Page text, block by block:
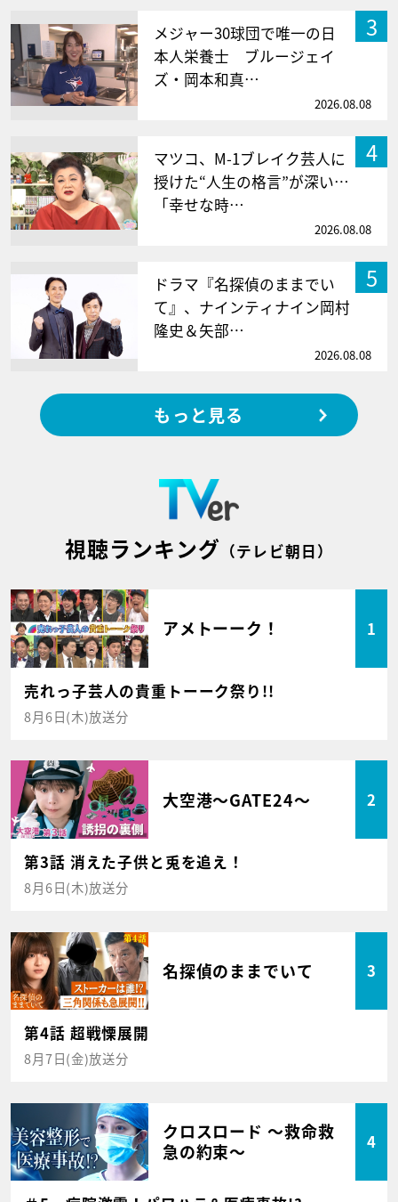
3
メジャー30球団で唯一の日
本人栄養士 ブルージェイ
ズ・岡本和真…
2026.08.08
4
マツコ、M-1ブレイク芸人に
授けた“人生の格言”が深い…
「幸せな時…
2026.08.08
5
ドラマ『名探偵のままでい
て』、ナインティナイン岡村
隆史＆矢部…
2026.08.08
もっと見る
視聴ランキング （テレビ朝日）
アメトーーク！ 1
売れっ子芸人の貴重トーーク祭り!!
8月6日(木)放送分
大空港～GATE24～ 2
第3話 消えた子供と兎を追え！
8月6日(木)放送分
名探偵のままでいて 3
第4話 超戦慄展開
8月7日(金)放送分
クロスロード ～救命救
急の約束～
4